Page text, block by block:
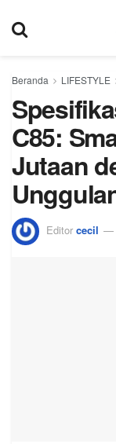
Beranda LIFESTYLE
C85:
Jutaan
Editor cecil